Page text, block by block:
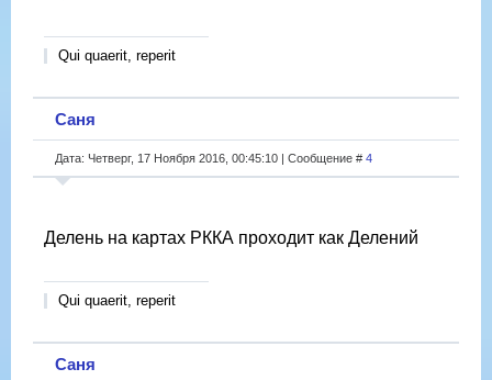
Qui quaerit, reperit
Саня
Дата: Четверг, 17 Ноября 2016, 00:45:10 | Сообщение # 4
Делень на картах РККА проходит как Делений
Qui quaerit, reperit
Саня